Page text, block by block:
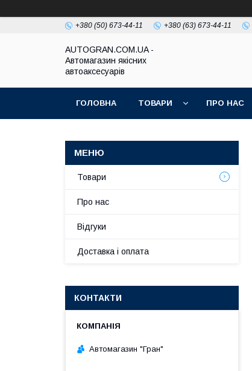
+380 (50) 673-44-11 +380 (63) 673-44-11
AUTOGRAN.COM.UA -
Автомагазин якісних
автоаксесуарів
ГОЛОВНА ТОВАРИ ПРО НАС
Товари
Про нас
Відгуки
Доставка і оплата
КОНТАКТИ
Автомагазин "Гран"